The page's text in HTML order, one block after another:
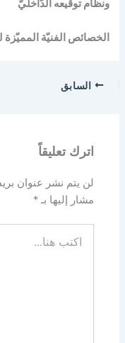
ونظام توقيعه الدّاخليّ
الخصائص الفنيّة المميّزة
السابق
اترك تعليقاً
لن يتم نشر عنوان
مشار إليها بـ*
هنا...